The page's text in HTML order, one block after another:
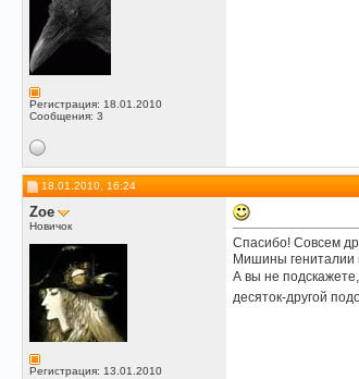
Регистрация: 18.01.2010
Сообщения: 3
18.01.2010, 16:24
Zoe
Новичок
Регистрация: 13.01.2010
Спасибо! Совсем
Мишины гениталии
А вы не
десяток-другой